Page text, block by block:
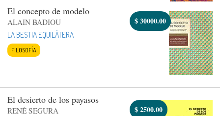
El concepto de modelo
ALAIN BADIOU
LA BESTIA EQUILÁTERA
FILOSOFÍA
$30000.00
El desierto de los payasos
RENÉ SEGURA
$2500.00